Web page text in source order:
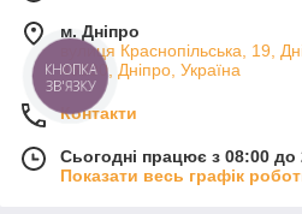
м. Дніпро
вулиця Краснопільська, 19,
49000, Дніпро, Україна
Контакти
Сьогодні працює з 08:00 до
Показати весь графік
КНОПКА
ЗВ'ЯЗКУ